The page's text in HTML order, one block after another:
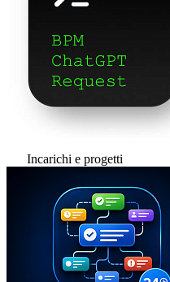
Incarichi e progetti